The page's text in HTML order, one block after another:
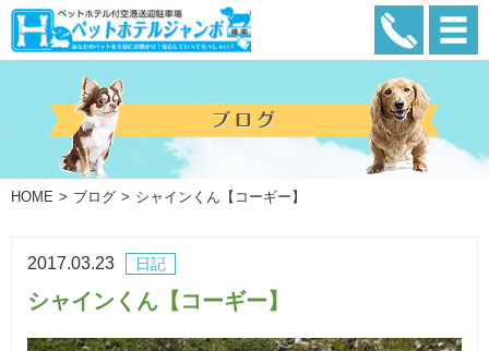
HOME ブログ シャインくん【コーギー】
日記
2017.03.23
シャインくん【コーギー】